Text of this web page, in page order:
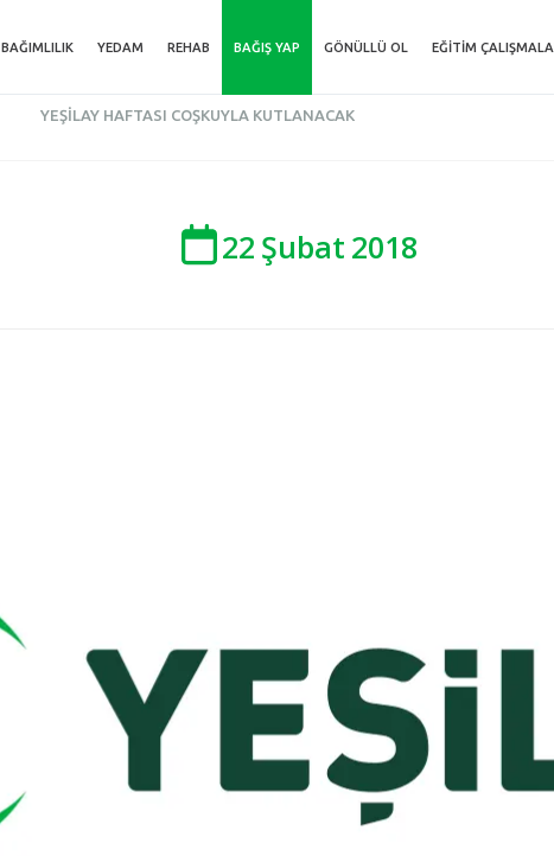
BAĞIMLILIK YEDAM REHAB BAĞIŞ YAP GÖNÜLLÜ OL EĞITIM
YEŞILAY HAFTASI COŞKUYLA KUTLANACAK
22 Şubat 2018